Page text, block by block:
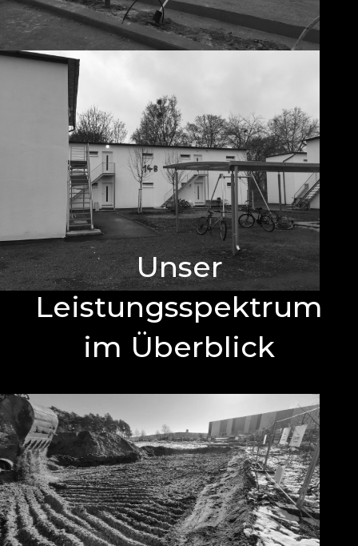
Unser
Leistungsspektrum
im Überblick